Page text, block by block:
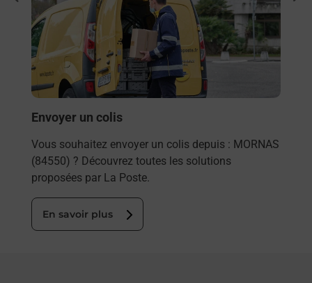
Envoyer un colis
Vous souhaitez envoyer un colis depuis : MORNAS
(84550) ? Découvrez toutes les solutions
proposées par La Poste.
En savoir plus